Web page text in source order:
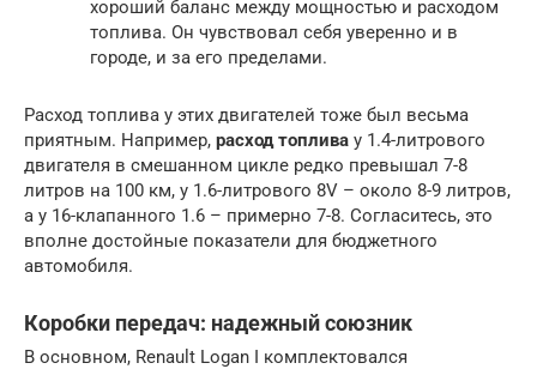
хороший баланс между мощностью и расходом
топлива. Он чувствовал себя уверенно и в
городе, и за его пределами.
Расход топлива у этих двигателей тоже был весьма
приятным. Например, расход топлива у 1.4-литрового
двигателя в смешанном цикле редко превышал 7-8
литров на 100 км, у 1.6-литрового 8V – около 8-9 литров,
а у 16-клапанного 1.6 – примерно 7-8. Согласитесь, это
вполне достойные показатели для бюджетного
автомобиля.
Коробки передач: надежный союзник
В основном, Renault Logan I комплектовался